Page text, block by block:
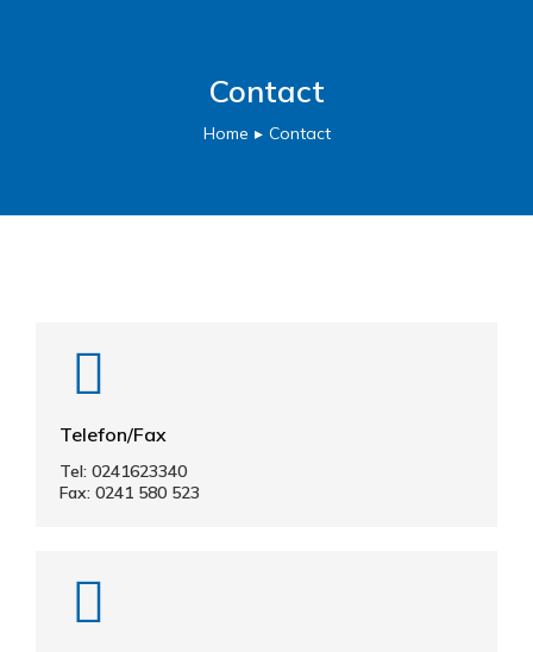
Contact
Home Contact
Telefon/Fax
Tel: 0241623340
Fax: 0241 580 523